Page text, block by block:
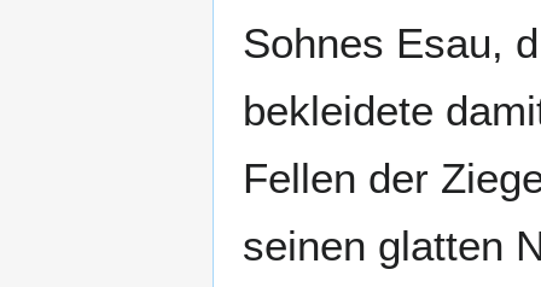
Sohnes Esau,
bekleidete
Fellen der
seinen glatten